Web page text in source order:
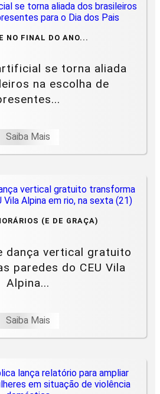
NO FINAL DO ANO...
se torna aliada
na escolha de
Saiba Mais
(E DE GRAÇA)
dança vertical gratuito
paredes do CEU Vila
Alpina...
Saiba Mais